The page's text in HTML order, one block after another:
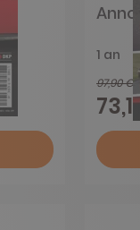
1 an
97,90 €